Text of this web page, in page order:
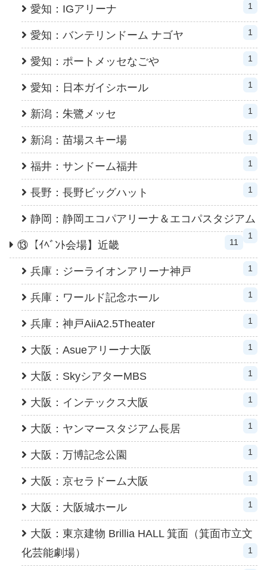
愛知：IGアリーナ 1
愛知：バンテリンドーム ナゴヤ 1
愛知：ポートメッセなごや 1
愛知：日本ガイシホール 1
新潟：朱鷺メッセ 1
新潟：苗場スキー場 1
福井：サンドーム福井 1
長野：長野ビッグハット 1
静岡：静岡エコパアリーナ＆エコパスタジアム
1
⑬【ｲﾍﾞﾝﾄ会場】近畿 11
兵庫：ジーライオンアリーナ神戸 1
兵庫：ワールド記念ホール 1
兵庫：神戸AiiA2.5Theater 1
大阪：Asueアリーナ大阪 1
大阪：SkyシアターMBS 1
大阪：インテックス大阪 1
大阪：ヤンマースタジアム長居 1
大阪：万博記念公園 1
大阪：京セラドーム大阪 1
大阪：大阪城ホール 1
大阪：東京建物 Brillia HALL 箕面（箕面市立文
化芸能劇場）
1